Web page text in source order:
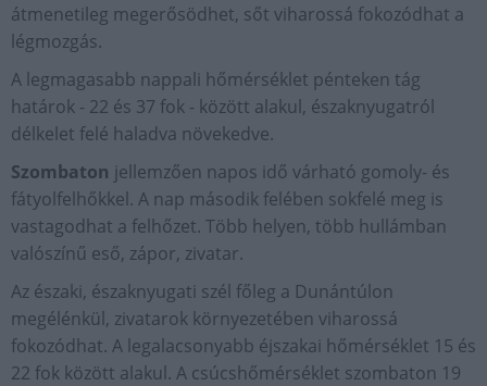
átmenetileg megerősödhet, sőt viharossá fokozódhat a
légmozgás.
A legmagasabb nappali hőmérséklet pénteken tág
határok - 22 és 37 fok - között alakul, északnyugatról
délkelet felé haladva növekedve.
Szombaton jellemzően napos idő várható gomoly- és
fátyolfelhőkkel. A nap második felében sokfelé meg is
vastagodhat a felhőzet. Több helyen, több hullámban
valószínű eső, zápor, zivatar.
Az északi, északnyugati szél főleg a Dunántúlon
megélénkül, zivatarok környezetében viharossá
fokozódhat. A legalacsonyabb éjszakai hőmérséklet 15 és
22 fok között alakul. A csúcshőmérséklet szombaton 19